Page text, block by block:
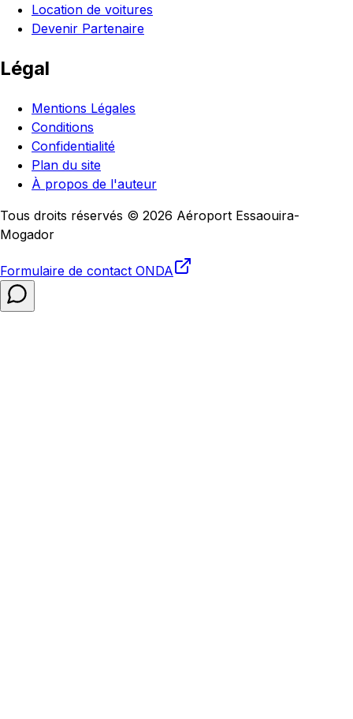
Location de voitures
Devenir Partenaire
Légal
Mentions Légales
Conditions
Confidentialité
Plan du site
À propos de l'auteur
Tous droits réservés © 2026 Aéroport Essaouira-
Mogador
Formulaire de contact ONDA